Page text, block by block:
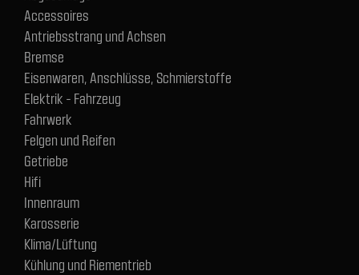
Accessoires
Antriebsstrang und Achsen
Bremse
Eisenwaren, Anschlüsse, Schmierstoffe
Elektrik - Fahrzeug
Fahrwerk
Felgen und Reifen
Getriebe
Hifi
Innenraum
Karosserie
Klima/Lüftung
Kühlung und Riementrieb